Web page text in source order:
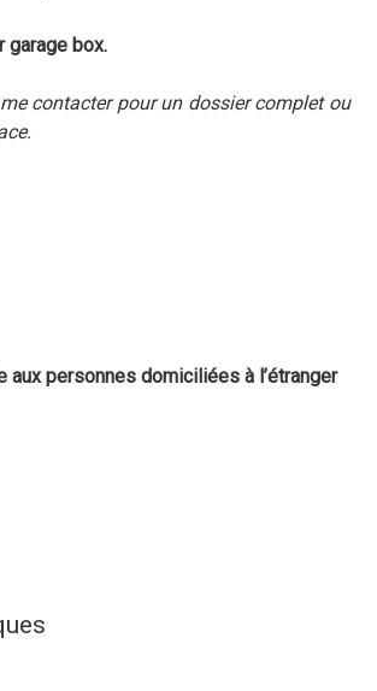
garage box.
contacter pour un dossier complet ou
aux personnes domiciliées à l’étranger